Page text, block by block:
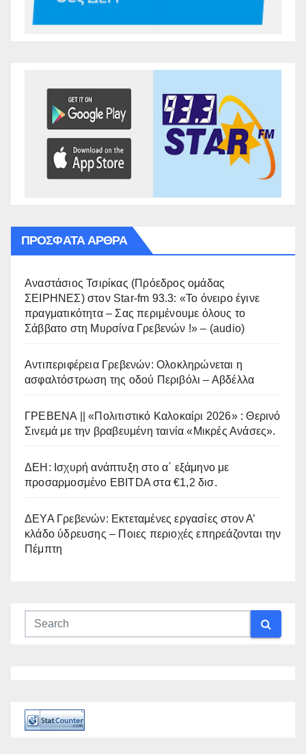
ΠΡΌΣΦΑΤΑ ΆΡΘΡΑ
Αναστάσιος Τσιρίκας (Πρόεδρος ομάδας
ΣΕΙΡΗΝΕΣ) στον Star-fm 93.3: «Το όνειρο έγινε
πραγματικότητα – Σας περιμένουμε όλους το
Σάββατο στη Μυρσίνα Γρεβενών !» – (audio)
Αντιπεριφέρεια Γρεβενών: Ολοκληρώνεται η
ασφαλτόστρωση της οδού Περιβόλι – Αβδέλλα
ΓΡΕΒΕΝΑ || «Πολιτιστικό Καλοκαίρι 2026» : Θερινό
Σινεμά με την βραβευμένη ταινία «Μικρές Ανάσες».
ΔΕΗ: Ισχυρή ανάπτυξη στο α΄ εξάμηνο με
προσαρμοσμένο EBITDA στα €1,2 δισ.
ΔΕΥΑ Γρεβενών: Εκτεταμένες εργασίες στον Α’
κλάδο ύδρευσης – Ποιες περιοχές επηρεάζονται την
Πέμπτη